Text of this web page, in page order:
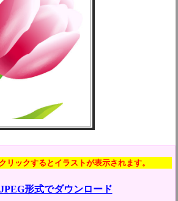
リックするとイラストが表示されます。
JPEG形式でダウンロード